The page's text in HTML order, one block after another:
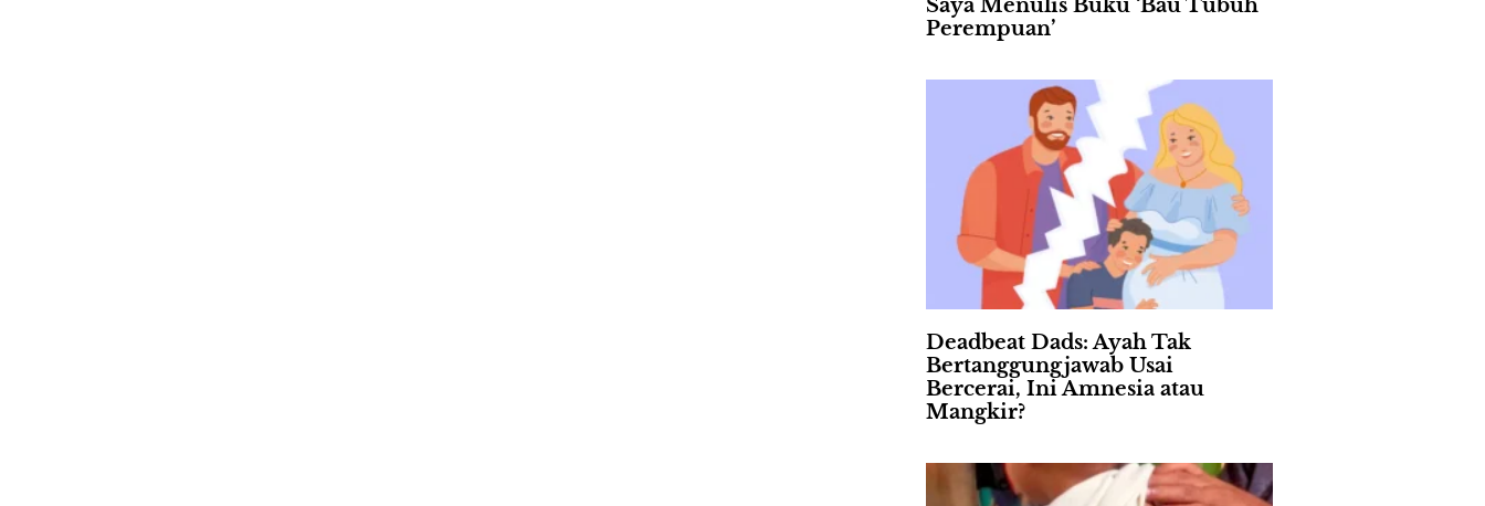
Saya Menulis Buku ‘Bau Tubuh
Perempuan’
Deadbeat Dads: Ayah Tak
Bertanggungjawab Usai
Bercerai, Ini Amnesia atau
Mangkir?